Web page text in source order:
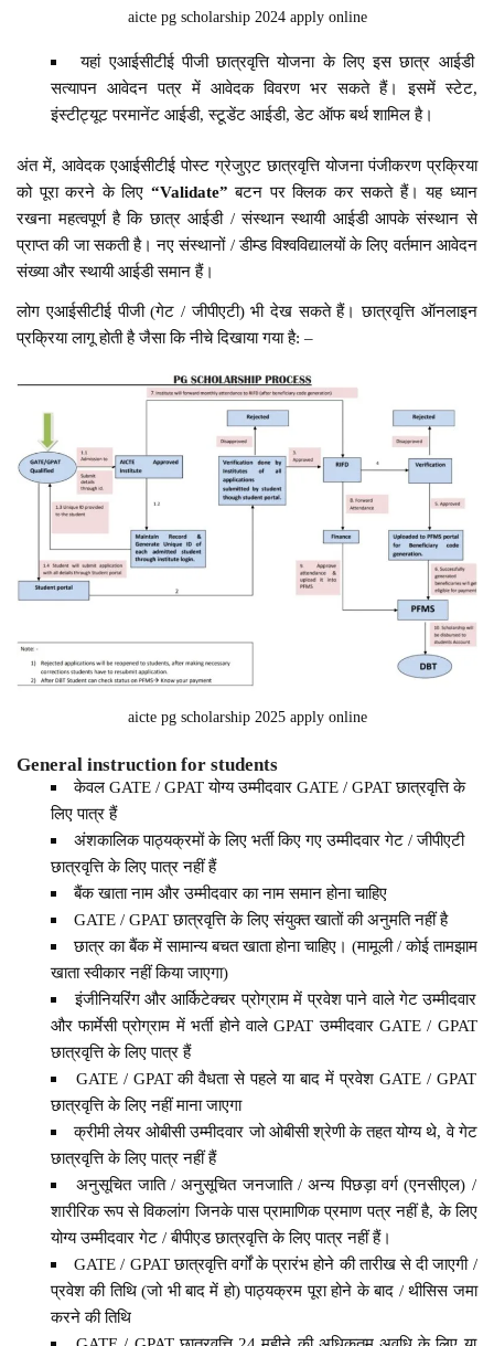
aicte pg scholarship 2024 apply online
यहां एआईसीटीई पीजी छात्रवृत्ति योजना के लिए इस छात्र आईडी
सत्यापन आवेदन पत्र में आवेदक विवरण भर सकते हैं। इसमें स्टेट,
इंस्टीट्यूट परमानेंट आईडी, स्टूडेंट आईडी, डेट ऑफ बर्थ शामिल है।
अंत में, आवेदक एआईसीटीई पोस्ट ग्रेजुएट छात्रवृत्ति योजना पंजीकरण प्रक्रिया
को पूरा करने के लिए “Validate” बटन पर क्लिक कर सकते हैं। यह ध्यान
रखना महत्वपूर्ण है कि छात्र आईडी / संस्थान स्थायी आईडी आपके संस्थान से
प्राप्त की जा सकती है। नए संस्थानों / डीम्ड विश्वविद्यालयों के लिए वर्तमान आवेदन
संख्या और स्थायी आईडी समान हैं।
लोग एआईसीटीई पीजी (गेट / जीपीएटी) भी देख सकते हैं। छात्रवृत्ति ऑनलाइन
प्रक्रिया लागू होती है जैसा कि नीचे दिखाया गया है: –
aicte pg scholarship 2025 apply online
General instruction for students
केवल GATE / GPAT योग्य उम्मीदवार GATE / GPAT छात्रवृत्ति के
लिए पात्र हैं
अंशकालिक पाठ्यक्रमों के लिए भर्ती किए गए उम्मीदवार गेट / जीपीएटी
छात्रवृत्ति के लिए पात्र नहीं हैं
बैंक खाता नाम और उम्मीदवार का नाम समान होना चाहिए
GATE / GPAT छात्रवृत्ति के लिए संयुक्त खातों की अनुमति नहीं है
छात्र का बैंक में सामान्य बचत खाता होना चाहिए। (मामूली / कोई तामझाम
खाता स्वीकार नहीं किया जाएगा)
इंजीनियरिंग और आर्किटेक्चर प्रोग्राम में प्रवेश पाने वाले गेट उम्मीदवार
और फार्मेसी प्रोग्राम में भर्ती होने वाले GPAT उम्मीदवार GATE / GPAT
छात्रवृत्ति के लिए पात्र हैं
GATE / GPAT की वैधता से पहले या बाद में प्रवेश GATE / GPAT
छात्रवृत्ति के लिए नहीं माना जाएगा
क्रीमी लेयर ओबीसी उम्मीदवार जो ओबीसी श्रेणी के तहत योग्य थे, वे गेट
छात्रवृत्ति के लिए पात्र नहीं हैं
अनुसूचित जाति / अनुसूचित जनजाति / अन्य पिछड़ा वर्ग (एनसीएल) /
शारीरिक रूप से विकलांग जिनके पास प्रामाणिक प्रमाण पत्र नहीं है, के लिए
योग्य उम्मीदवार गेट / बीपीएड छात्रवृत्ति के लिए पात्र नहीं हैं।
GATE / GPAT छात्रवृत्ति वर्गों के प्रारंभ होने की तारीख से दी जाएगी /
प्रवेश की तिथि (जो भी बाद में हो) पाठ्यक्रम पूरा होने के बाद / थीसिस जमा
करने की तिथि